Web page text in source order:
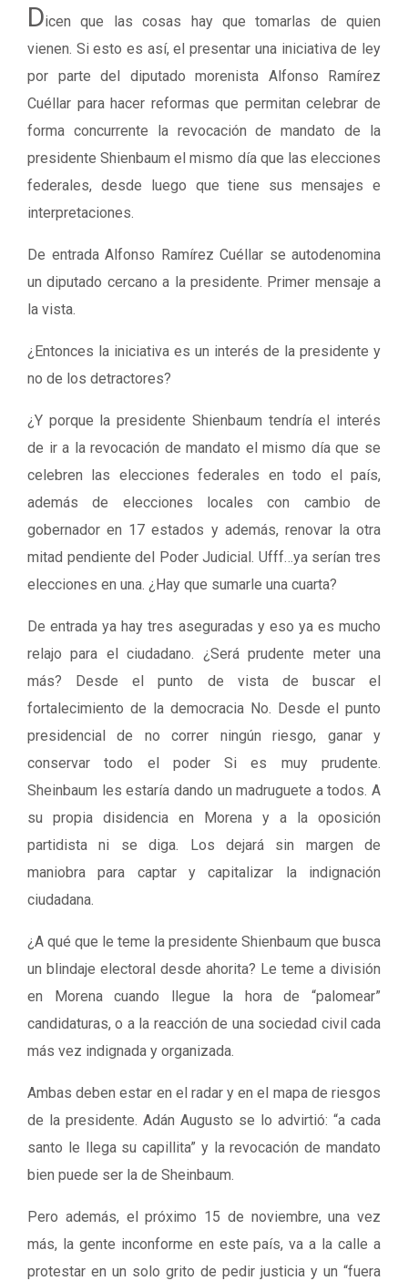
Dicen que las cosas hay que tomarlas de quien
vienen. Si esto es así, el presentar una iniciativa de ley
por parte del diputado morenista Alfonso Ramírez
Cuéllar para hacer reformas que permitan celebrar de
forma concurrente la revocación de mandato de la
presidente Shienbaum el mismo día que las elecciones
federales, desde luego que tiene sus mensajes e
interpretaciones.
De entrada Alfonso Ramírez Cuéllar se autodenomina
un diputado cercano a la presidente. Primer mensaje a
la vista.
¿Entonces la iniciativa es un interés de la presidente y
no de los detractores?
¿Y porque la presidente Shienbaum tendría el interés
de ir a la revocación de mandato el mismo día que se
celebren las elecciones federales en todo el país,
además de elecciones locales con cambio de
gobernador en 17 estados y además, renovar la otra
mitad pendiente del Poder Judicial. Ufff…ya serían tres
elecciones en una. ¿Hay que sumarle una cuarta?
De entrada ya hay tres aseguradas y eso ya es mucho
relajo para el ciudadano. ¿Será prudente meter una
más? Desde el punto de vista de buscar el
fortalecimiento de la democracia No. Desde el punto
presidencial de no correr ningún riesgo, ganar y
conservar todo el poder Si es muy prudente.
Sheinbaum les estaría dando un madruguete a todos. A
su propia disidencia en Morena y a la oposición
partidista ni se diga. Los dejará sin margen de
maniobra para captar y capitalizar la indignación
ciudadana.
¿A qué que le teme la presidente Shienbaum que busca
un blindaje electoral desde ahorita? Le teme a división
en Morena cuando llegue la hora de “palomear”
candidaturas, o a la reacción de una sociedad civil cada
más vez indignada y organizada.
Ambas deben estar en el radar y en el mapa de riesgos
de la presidente. Adán Augusto se lo advirtió: “a cada
santo le llega su capillita” y la revocación de mandato
bien puede ser la de Sheinbaum.
Pero además, el próximo 15 de noviembre, una vez
más, la gente inconforme en este país, va a la calle a
protestar en un solo grito de pedir justicia y un “fuera